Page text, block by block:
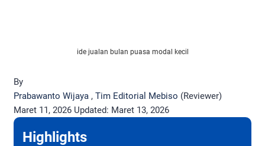
ide jualan bulan puasa modal kecil
By
Prabawanto Wijaya , Tim Editorial Mebiso (Reviewer)
Maret 11, 2026 Updated: Maret 13, 2026
Highlights